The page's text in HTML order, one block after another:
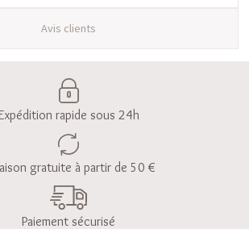
Avis clients
rapide sous 24h
gratuite à partir de 50 €
Paiement sécurisé